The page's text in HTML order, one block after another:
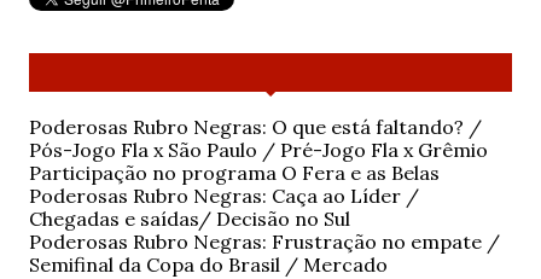
Poderosas Rubro Negras: O que está faltando? /
Pós-Jogo Fla x São Paulo / Pré-Jogo Fla x Grêmio
Participação no programa O Fera e as Belas
Poderosas Rubro Negras: Caça ao Líder /
Chegadas e saídas/ Decisão no Sul
Poderosas Rubro Negras: Frustração no empate /
Semifinal da Copa do Brasil / Mercado